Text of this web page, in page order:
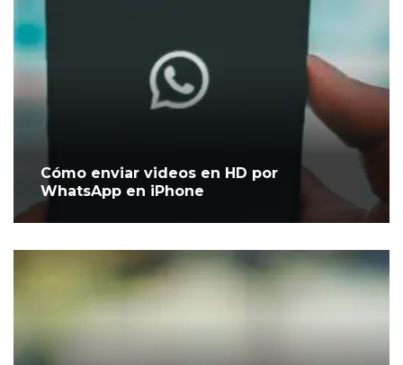
Cómo enviar videos en HD por
WhatsApp en iPhone